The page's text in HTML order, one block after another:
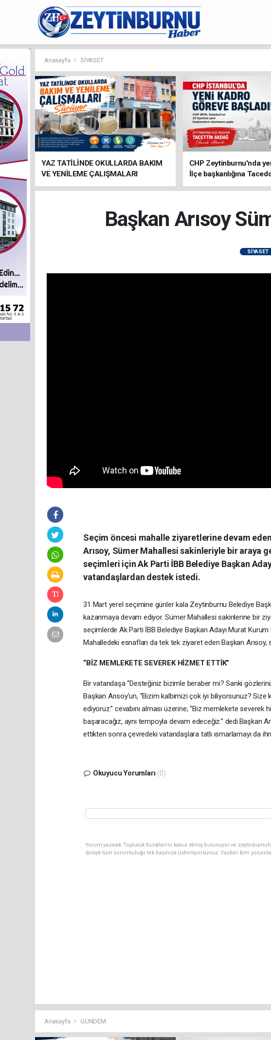
Anasayfa SİYASET
YAZ TATİLİNDE OKULLARDA BAKIM
VE YENİLEME ÇALIŞMALARI
SÜRÜYOR
CHP Zeytinburnu'nda
İlçe başkanlığına
atandı
Başkan Arısoy
SİYASET
Seçim öncesi mahalle ziyaretlerine devam
Arısoy, Sümer Mahallesi sakinleriyle bir araya
seçimleri için Ak Parti İBB Belediye Başkan
vatandaşlardan destek istedi.
31 Mart yerel seçimine günler kala Zeytinburnu Belediye
kazanmaya devam ediyor. Sümer Mahallesi sakinlerine bir
seçimlerde Ak Parti İBB Belediye Başkan Adayı Murat
Mahalledeki esnafları da tek tek ziyaret eden Başkan
“BİZ MEMLEKETE SEVEREK HİZMET ETTİK”
Bir vatandaşa “Desteğiniz bizimle beraber mi? Sanki
Başkan Arısoy’un, “Bizim kalbimizi çok iyi biliyorsunuz?
ediyoruz.” cevabını alması üzerine; “Biz memlekete
başaracağız, aynı tempoyla devam edeceğiz.” dedi.Başkan
ettikten sonra çevredeki vatandaşlara tatlı ısmarlamayı da
Okuyucu Yorumları (0)
Yorum yazarak Topluluk Kuralları’nı kabul etmiş bulunuyor ve
dolaylı tüm sorumluluğu tek başınıza üstleniyorsunuz. Yazılan tüm
Anasayfa GÜNDEM